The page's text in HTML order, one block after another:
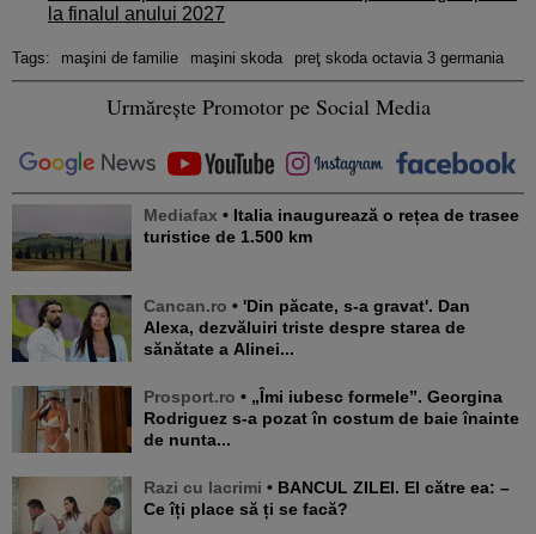
la finalul anului 2027
Tags: maşini de familie maşini skoda preţ skoda octavia 3 germania
Urmărește Promotor pe Social Media
Mediafax • Italia inaugurează o rețea de trasee
turistice de 1.500 km
Cancan.ro • 'Din păcate, s-a gravat'. Dan
Alexa, dezvăluiri triste despre starea de
sănătate a Alinei...
Prosport.ro • „Îmi iubesc formele”. Georgina
Rodriguez s-a pozat în costum de baie înainte
de nunta...
Razi cu lacrimi • BANCUL ZILEI. El către ea: –
Ce îți place să ți se facă?